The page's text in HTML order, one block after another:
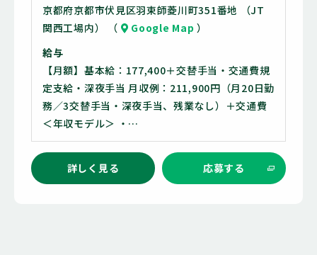
京都府京都市伏見区羽束師菱川町351番地 （JT
関西工場内） （
Google Map ）
給与
【月額】基本給：177,400＋交替手当・交通費規
定支給・深夜手当 月収例：211,900円（月20日勤
務／3交替手当・深夜手当、残業なし）＋交通費
＜年収モデル＞ ・…
詳しく見る 応募する